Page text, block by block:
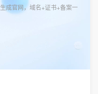
成官网，域名+证书+备案一